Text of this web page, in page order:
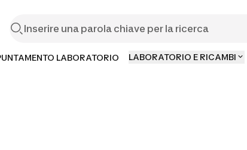
LABORATORIO LABORATORIO E RICAMBI